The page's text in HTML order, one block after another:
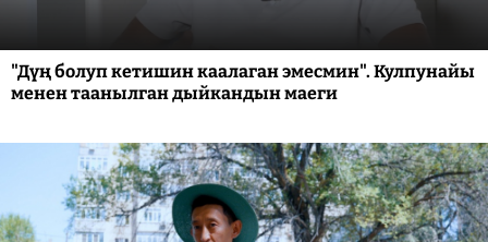
"Дүң болуп кетишин каалаган эмесмин". Кулпунайы
менен таанылган дыйкандын маеги